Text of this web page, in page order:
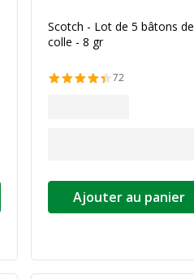
Scotch - Lot de 5 bâtons de
colle - 8 gr
72
Ajouter au panier